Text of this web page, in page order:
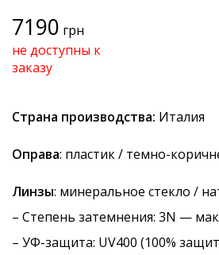
7190 грн
не доступны к
заказу
Страна производства: Италия
Оправа: пластик / темно-
Линзы: минеральное стекло /
– Степень затемнения: 3N —
– УФ-защита: UV400 (100%